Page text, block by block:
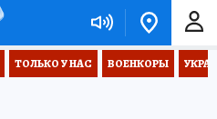
ТОЛЬКО У НАС ВОЕНКОРЫ